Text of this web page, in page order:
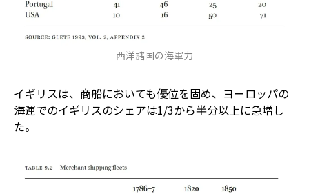
西洋諸国の海軍力
イギリスは、商船においても優位を固め、ヨーロッパの
海運でのイギリスのシェアは1/3から半分以上に急増し
た。